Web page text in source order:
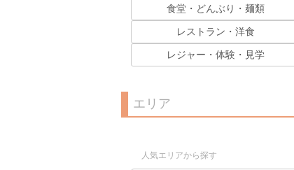
食堂・どんぶり・麺類
レストラン・洋食
レジャー・体験・見学
エリア
人気エリアから探す